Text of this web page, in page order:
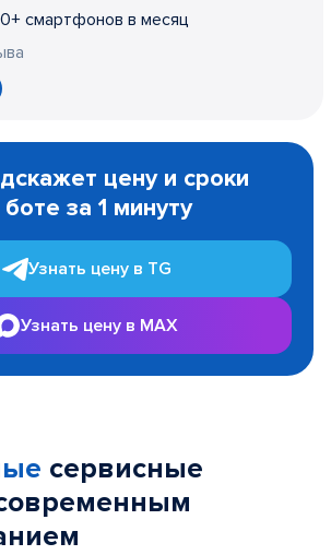
смартфонов в месяц
цену и сроки
за 1 минуту
Узнать цену в TG
Узнать цену в MAX
сервисные